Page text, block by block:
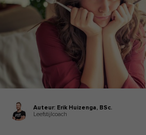
Auteur: Erik Huizenga, BSc.
Leefstijlcoach